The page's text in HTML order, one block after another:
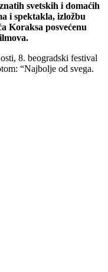
svetskih i domaćih
i spektakla, izložbu
Koraksa posvećenu
8. beogradski festival
“Najbolje od svega.